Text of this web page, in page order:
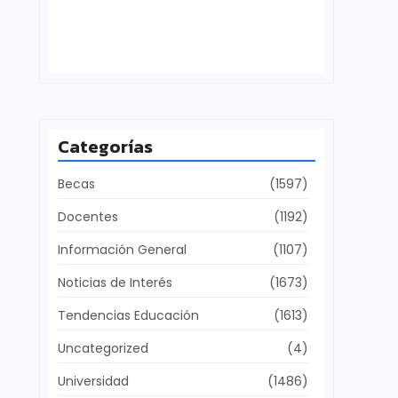
Categorías
Becas
(1597)
Docentes
(1192)
Información General
(1107)
Noticias de Interés
(1673)
Tendencias Educación
(1613)
Uncategorized
(4)
Universidad
(1486)